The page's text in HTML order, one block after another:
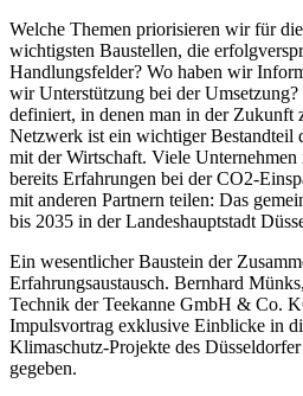
Welche Themen priorisieren wir für
wichtigsten Baustellen, die
Handlungsfelder? Wo haben wir
wir Unterstützung bei der
definiert, in denen man in der Zukunft
Netzwerk ist ein wichtiger Bestandteil
mit der Wirtschaft. Viele
bereits Erfahrungen bei der CO2-
mit anderen Partnern teilen: Das
bis 2035 in der Landeshauptstadt
Ein wesentlicher Baustein der
Erfahrungsaustausch. Bernhard
Technik der Teekanne GmbH & Co.
Impulsvortrag exklusive Einblicke in
Klimaschutz-Projekte des
gegeben.